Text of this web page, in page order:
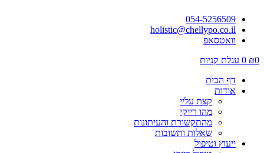
054-5256509
holistic@chellypo.co.il
וואטסאפ
₪0
0 עגלת קניות
דף הבית
אודות
קצת עליי
מהו רייקי
מהתקשורת והעיתונות
שאלות ותשובות
ייעוץ וטיפול